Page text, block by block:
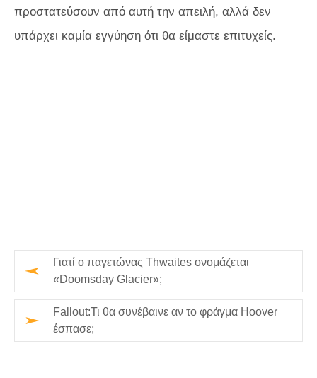
προστατεύσουν από αυτή την απειλή, αλλά δεν
υπάρχει καμία εγγύηση ότι θα είμαστε επιτυχείς.
Γιατί ο παγετώνας Thwaites ονομάζεται
«Doomsday Glacier»;
Fallout:Τι θα συνέβαινε αν το φράγμα Hoover
έσπασε;